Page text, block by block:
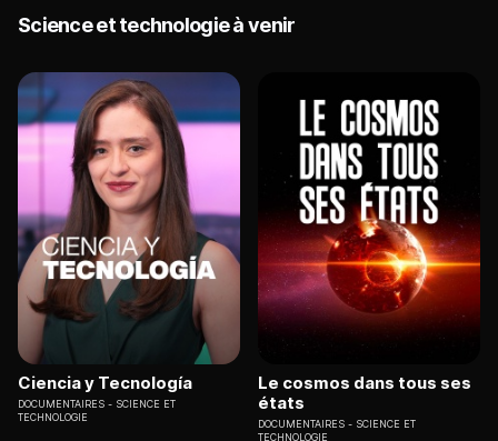
Science et technologie à venir
Ciencia y Tecnología
DOCUMENTAIRES
SCIENCE ET
TECHNOLOGIE
Le cosmos dans tous ses
états
DOCUMENTAIRES
SCIENCE ET
TECHNOLOGIE